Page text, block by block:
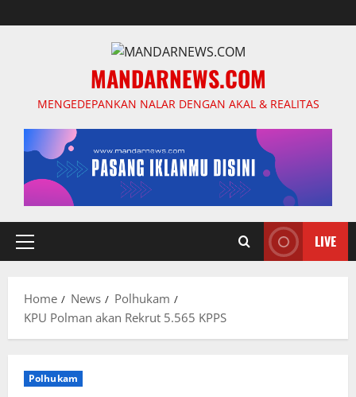
MANDARNEWS.COM
MENGEDEPANKAN NALAR DENGAN AKAL & REALITAS
Primary
LIVE
Home News
Polhukam
KPU Polman akan Rekrut 5.565 KPPS
Polhukam